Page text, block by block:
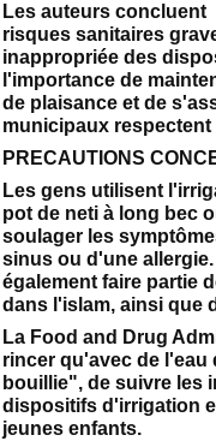
Les auteurs
risques sanitaires
inappropriée des
l'importance de
de plaisance et de
municipaux
PRECAUTIONS
Les gens utilisent
pot de neti à long bec
soulager les
sinus ou d'une
également faire partie
dans l'islam, ainsi que
La Food and Drug
rincer qu'avec de l'eau
bouillie", de suivre les
dispositifs d'irrigation
jeunes enfants.